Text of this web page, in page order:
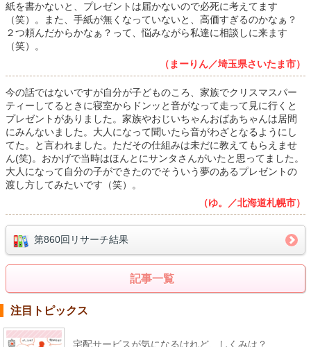
紙を書かないと、プレゼントは届かないので必死に考えてます
（笑）。また、手紙が無くなっていないと、高価すぎるのかなぁ？
２つ頼んだからかなぁ？って、悩みながら私達に相談しに来ます
（笑）。
（まーりん／埼玉県さいたま市）
今の話ではないですが自分が子どものころ、家族でクリスマスパー
ティーしてるときに寝室からドンッと音がなって走って見に行くと
プレゼントがありました。家族やおじいちゃんおばあちゃんは居間
にみんないました。大人になって聞いたら音がわざとなるようにし
てた。と言われました。ただその仕組みは未だに教えてもらえませ
ん(笑)。おかげで当時はほんとにサンタさんがいたと思ってました。
大人になって自分の子ができたのでそういう夢のあるプレゼントの
渡し方してみたいです（笑）。
（ゆ。／北海道札幌市）
第860回リサーチ結果
記事一覧
注目トピックス
宅配サービスが気になるけれど、しくみは？